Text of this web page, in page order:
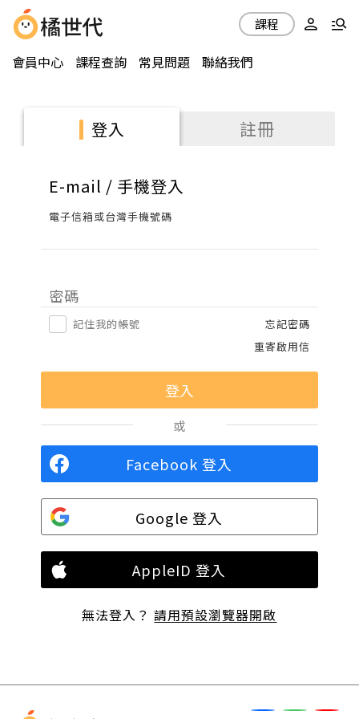
會員中心 課程查詢 常見問題 聯絡我們
課程
登入 註冊
E-mail / 手機登入
電子信箱或台灣手機號碼
密碼
記住我的帳號
忘記密碼
重寄啟用信
或
Facebook 登入
Google 登入
AppleID 登入
無法登入？請用預設瀏覽器開啟